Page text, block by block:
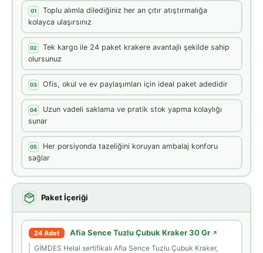
01
Toplu alımla dilediğiniz her an çıtır atıştırmalığa
kolayca ulaşırsınız
02
Tek kargo ile 24 paket krakere avantajlı şekilde sahip
olursunuz
03 Ofis, okul ve ev paylaşımları için ideal paket adedidir
04
Uzun vadeli saklama ve pratik stok yapma kolaylığı
sunar
05
Her porsiyonda tazeliğini koruyan ambalaj konforu
sağlar
Paket İçeriği
24 Adet Afia Sence Tuzlu Çubuk Kraker 30 Gr ↗
GİMDES Helal sertifikalı Afia Sence Tuzlu Çubuk Kraker,